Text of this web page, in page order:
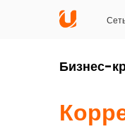
Бизнес-